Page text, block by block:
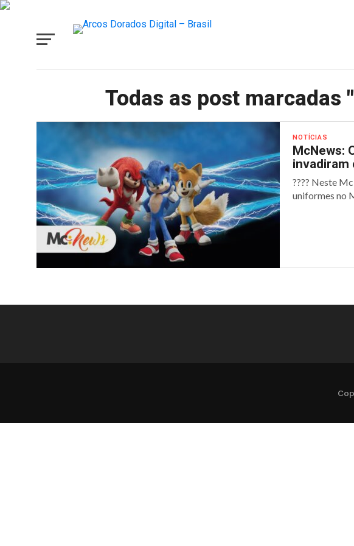
Todas as post marcadas
NOTÍCIAS
McNews:
invadiram
???? Neste
uniformes no